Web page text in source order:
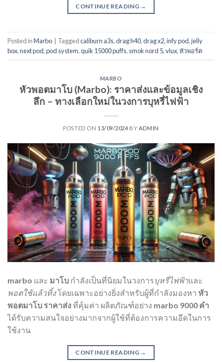
CONTINUE READING →
Posted inMarbo Taggedcaliburn a3s,drag h40,drag x2,infy pod,jelly
box,next pod,pod system,quik 15000 puffs, smok nord 5,vlux,หัวพอร์ต
MARBO
หัวพอตมาโบ (Marbo): ราคาส่งและข้อมูลเชิง
ลึก – ทางเลือกใหม่ในวงการบุหรี่ไฟฟ้า
POSTED ON 13/09/2024 BY ADMIN
marbo และ มาโบ กำลังเป็นที่นิยมในวงการบุหรี่ไฟฟ้าและ
พอตใช้แล้วทิ้งโดยเฉพาะอย่างยิ่งสำหรับผู้ที่กำลังมองหา หัว
พอตมาโบ ราคาส่งที่คุ้มค่า ผลิตภัณฑ์อย่าง marbo 9000 คํา
ได้รับความสนใจอย่างมากจากผู้ใช้ที่ต้องการความอึดในการ
ใช้งาน
CONTINUE READING →